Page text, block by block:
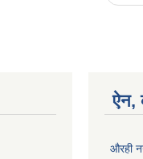
ऐन,
औरही